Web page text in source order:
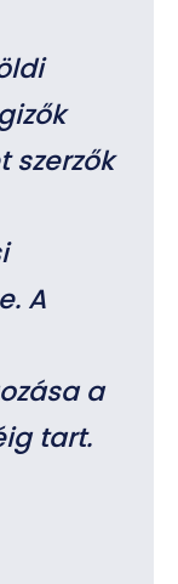
szerzők
A
a
tart.